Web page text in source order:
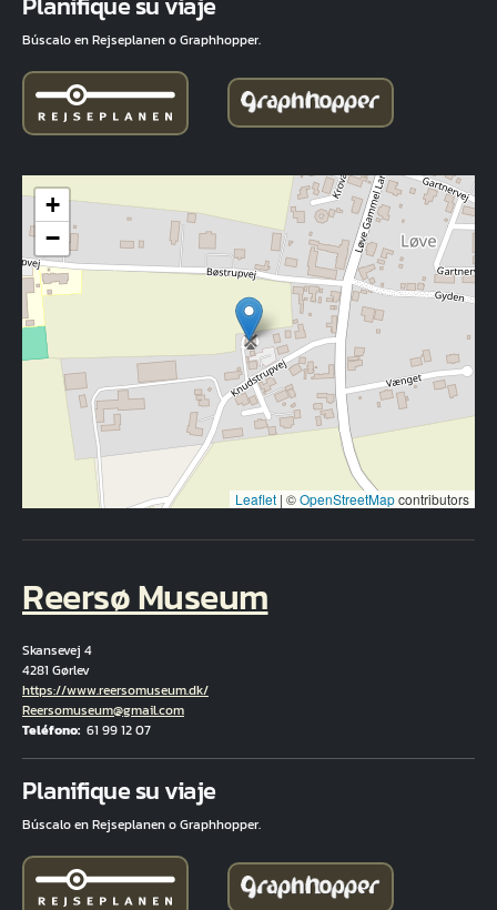
Búscalo en Rejseplanen o Graphhopper.
+
−
Leaflet | ©OpenStreetMapcontributors
Reersø Museum
Skansevej 4
4281 Gørlev
Hjemmeside
https://www.reersomuseum.dk/
Correo electrónico
Reersomuseum@gmail.com
Teléfono 61 99 12 07
Planifique su viaje
Búscalo en Rejseplanen o Graphhopper.